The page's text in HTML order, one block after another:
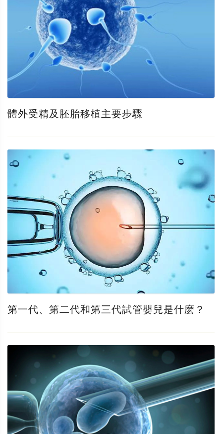
體外受精及胚胎移植主要步驟
第一代、第二代和第三代試管嬰兒是什麽？